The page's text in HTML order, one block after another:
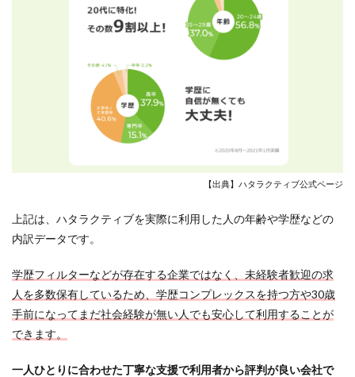
【出典】ハタラクティブ公式ページ
上記は、ハタラクティブを実際に利用した人の年齢や学歴などの
内訳データです。
学歴フィルターなどが存在する企業ではなく、未経験者歓迎の求
人を多数保有しているため、学歴コンプレックスを持つ方や30歳
手前になってまだ社会経験が無い人でも安心して利用することが
できます。
一人ひとりに合わせた丁寧な支援で利用者から評判が良い会社で